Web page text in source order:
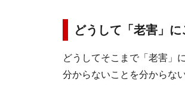
どうして「老害」
どうしてそこまで「老害」
分からないことを分からな